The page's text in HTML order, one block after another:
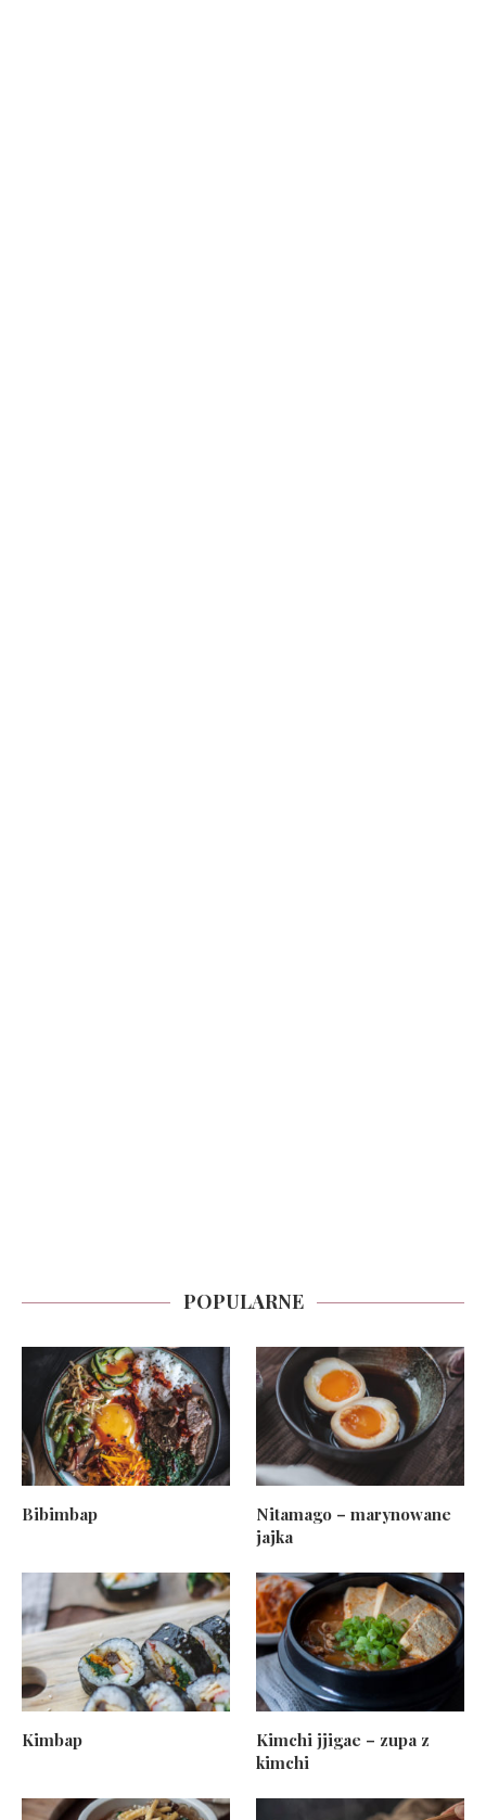
POPULARNE
Bibimbap
Nitamago – marynowane
jajka
Kimbap
Kimchi jjigae – zupa z
kimchi